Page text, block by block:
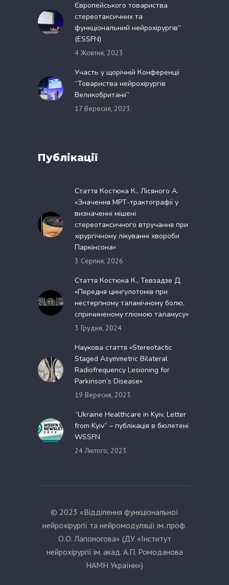
Європейського товариства
стереотаксичних та
функціональний нейрохірургів”
(ESSFN)
4 Жовтня, 2023
Участь у щорічній Конференції
“Товариства нейрохірургів
Великобританії”
17 Вересня, 2023
Публікації
Стаття Костюка К., Лісяного А.
«Значення МРТ-трактографії у
визначенні мішені
стереотаксичного втручання при
хірургічному лікуванні хвороби
Паркінсона»
3 Серпня, 2026
Стаття Костюка К., Тевзадзе Д.
«Передня цингулотомія при
нестерпному таламічному болю,
спричиненому гліомою таламусу»
3 Грудня, 2024
Наукова стаття «Stereotactic
Staged Asymmetric Bilateral
Radiofrequency Lesioning for
Parkinson’s Disease»
19 Вересня, 2023
“Ukraine Healthcare in Kyiv, Letter
from Kyiv” – публікація в бюлетені
WSSFN
24 Лютого, 2023
© 2023 «Відділення функціональної
нейрохірургії та нейромодуляції ім. проф.
О.О. Лапоногова» (ДУ «Інститут
нейрохірургії ім. акад. А.П. Ромоданова
НАМН України»)